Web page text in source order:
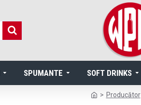
SPUMANTE SOFT DRINKS
Producător